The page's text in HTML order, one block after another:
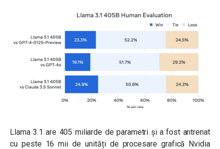
Llama 3.1 are 405 miliarde de parametri și a fost antrenat
cu peste 16 mii de unități de procesare grafică Nvidia